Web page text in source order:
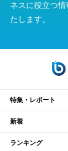
ネスに役立つ
たします。
特集・レポート
新着
ランキング